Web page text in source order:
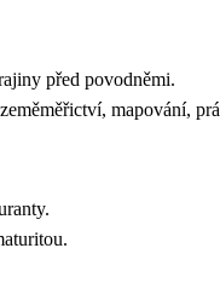
před povodněmi.
mapování,